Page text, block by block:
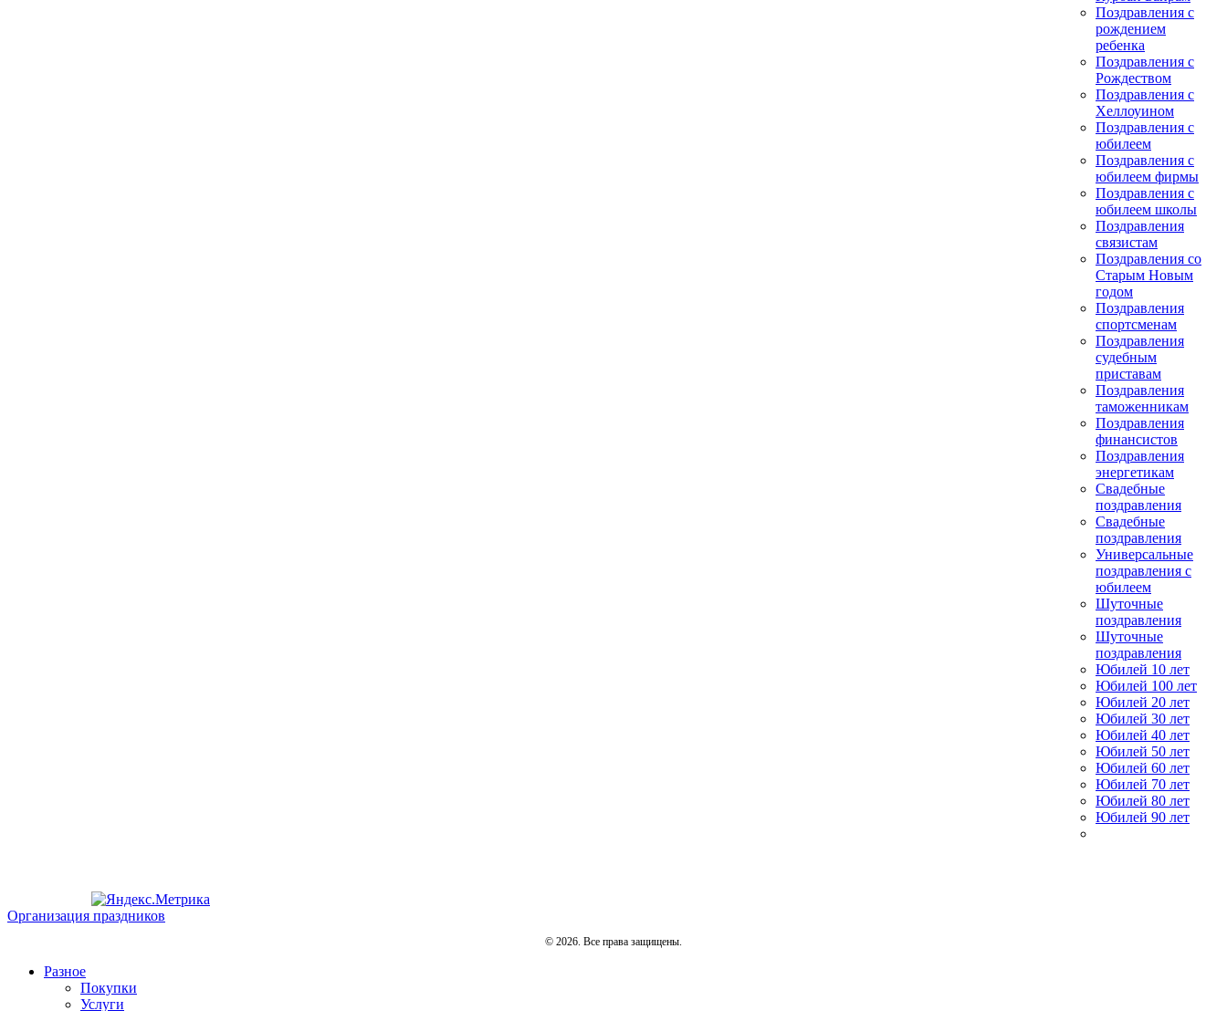
Поздравления с
рождением
ребенка
Поздравления с
Рождеством
Поздравления с
Хеллоуином
Поздравления с
юбилеем
Поздравления с
юбилеем фирмы
Поздравления с
юбилеем школы
Поздравления
связистам
Поздравления со
Старым Новым
годом
Поздравления
спортсменам
Поздравления
судебным
приставам
Поздравления
таможенникам
Поздравления
финансистов
Поздравления
энергетикам
Свадебные
поздравления
Свадебные
поздравления
Универсальные
поздравления с
юбилеем
Шуточные
поздравления
Шуточные
поздравления
Юбилей 10 лет
Юбилей 100 лет
Юбилей 20 лет
Юбилей 30 лет
Юбилей 40 лет
Юбилей 50 лет
Юбилей 60 лет
Юбилей 70 лет
Юбилей 80 лет
Юбилей 90 лет
Организация праздников
© 2026. Все права защищены.
Разное
Покупки
Услуги